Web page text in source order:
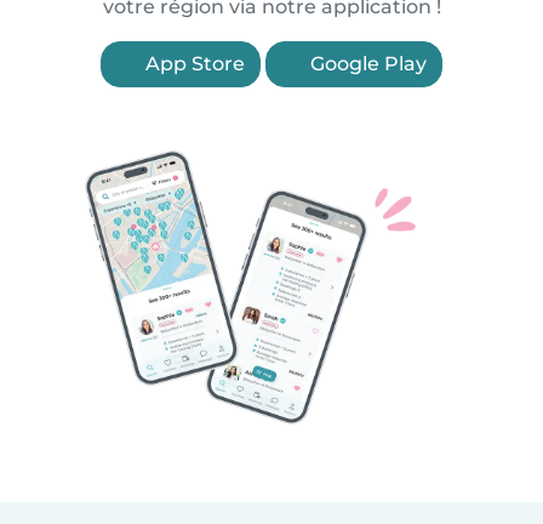
votre région via notre application !
App Store Google Play